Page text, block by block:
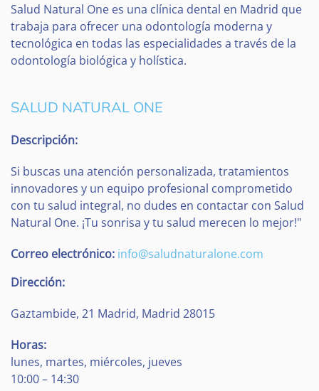
Salud Natural One es una clínica dental en Madrid que
trabaja para ofrecer una odontología moderna y
tecnológica en todas las especialidades a través de la
odontología biológica y holística.
SALUD NATURAL ONE
Descripción:
Si buscas una atención personalizada, tratamientos
innovadores y un equipo profesional comprometido
con tu salud integral, no dudes en contactar con Salud
Natural One. ¡Tu sonrisa y tu salud merecen lo mejor!"
Correo electrónico: info@saludnaturalone.com
Dirección:
Gaztambide, 21 Madrid, Madrid 28015
Horas:
lunes, martes, miércoles, jueves
10:00 – 14:30